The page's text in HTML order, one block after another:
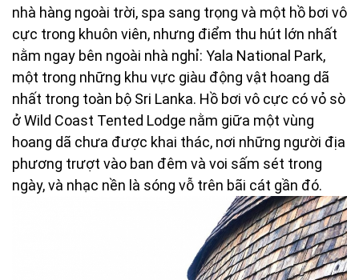
nhà hàng ngoài trời, spa sang trọng và một hồ bơi vô
cực trong khuôn viên, nhưng điểm thu hút lớn nhất
nằm ngay bên ngoài nhà nghỉ: Yala National Park,
một trong những khu vực giàu động vật hoang dã
nhất trong toàn bộ Sri Lanka. Hồ bơi vô cực có vỏ sò
ở Wild Coast Tented Lodge nằm giữa một vùng
hoang dã chưa được khai thác, nơi những người địa
phương trượt vào ban đêm và voi sấm sét trong
ngày, và nhạc nền là sóng vỗ trên bãi cát gần đó.